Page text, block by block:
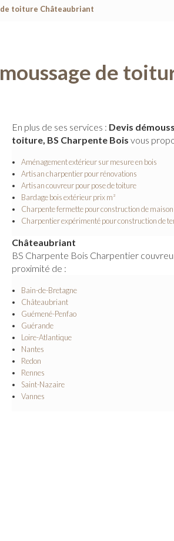
toiture Châteaubriant
de
En plus de ses services : Devis
toiture, BS Charpente Bois vous
Aménagement extérieur sur mesure en bois
Artisan charpentier pour rénovations
Artisan couvreur pour pose de toiture
Bardage bois extérieur prix m²
Charpente fermette pour construction de maison
Charpentier expérimenté pour construction de
Châteaubriant
BS Charpente Bois Charpentier
proximité de :
Bain-de-Bretagne
Châteaubriant
Guémené-Penfao
Guérande
Loire-Atlantique
Nantes
Redon
Rennes
Saint-Nazaire
Vannes